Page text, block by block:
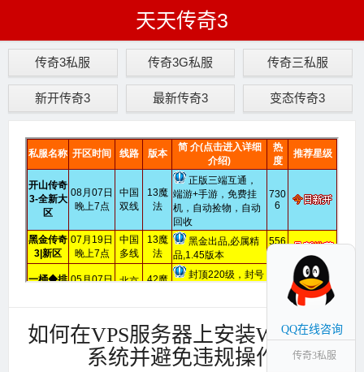
天天传奇3
传奇3私服 传奇3G私服 传奇三私服
新开传奇3 最新传奇3 变态传奇3
如何在VPS服务器上安装Windows
系统并避免违规操作
QQ在线咨询
传奇3私服